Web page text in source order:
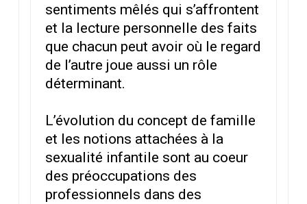
sentiments mêlés qui s’affrontent
et la lecture personnelle des faits
que chacun peut avoir où le regard
de l’autre joue aussi un rôle
déterminant.
L’évolution du concept de famille
et les notions attachées à la
sexualité infantile sont au coeur
des préoccupations des
professionnels dans des